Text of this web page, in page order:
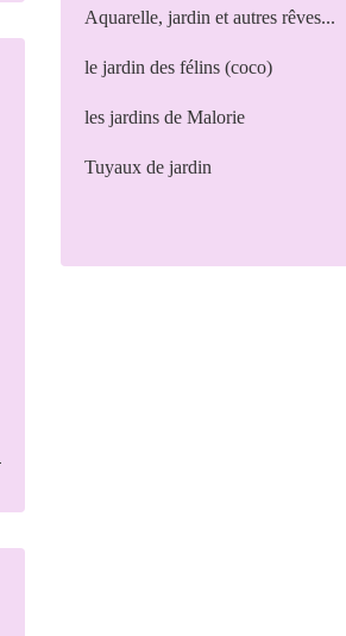
Aquarelle, jardin et autres rêves...
le jardin des félins (coco)
les jardins de Malorie
Tuyaux de jardin